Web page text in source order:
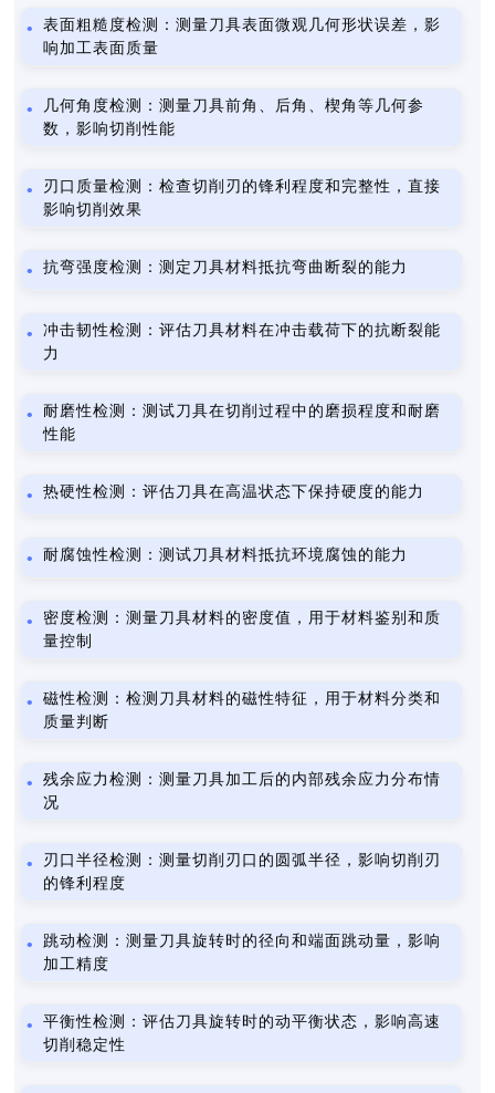
表面粗糙度检测：测量刀具表面微观几何形状误差，影
响加工表面质量
几何角度检测：测量刀具前角、后角、楔角等几何参
数，影响切削性能
刃口质量检测：检查切削刃的锋利程度和完整性，直接
影响切削效果
抗弯强度检测：测定刀具材料抵抗弯曲断裂的能力
冲击韧性检测：评估刀具材料在冲击载荷下的抗断裂能
力
耐磨性检测：测试刀具在切削过程中的磨损程度和耐磨
性能
热硬性检测：评估刀具在高温状态下保持硬度的能力
耐腐蚀性检测：测试刀具材料抵抗环境腐蚀的能力
密度检测：测量刀具材料的密度值，用于材料鉴别和质
量控制
磁性检测：检测刀具材料的磁性特征，用于材料分类和
质量判断
残余应力检测：测量刀具加工后的内部残余应力分布情
况
刃口半径检测：测量切削刃口的圆弧半径，影响切削刃
的锋利程度
跳动检测：测量刀具旋转时的径向和端面跳动量，影响
加工精度
平衡性检测：评估刀具旋转时的动平衡状态，影响高速
切削稳定性